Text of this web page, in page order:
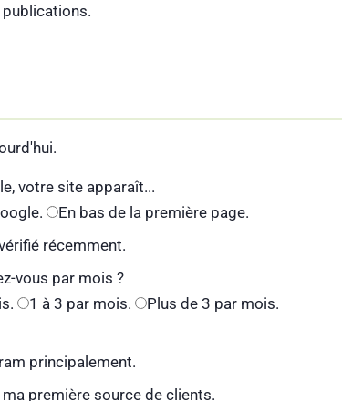
votre site apparaît...
En bas de la première page.
récemment.
vous par mois ?
1 à 3 par mois.
Plus de 3 par mois.
principalement.
première source de clients.